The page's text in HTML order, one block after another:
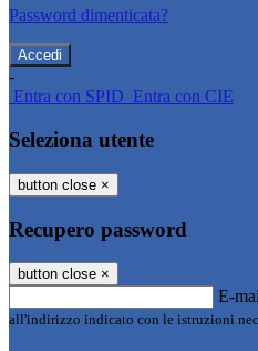
Password dimenticata?
-
Entra con SPID Entra con CIE
Seleziona utente
button close ×
Recupero password
button close ×
E-
all'indirizzo indicato con le istruzioni